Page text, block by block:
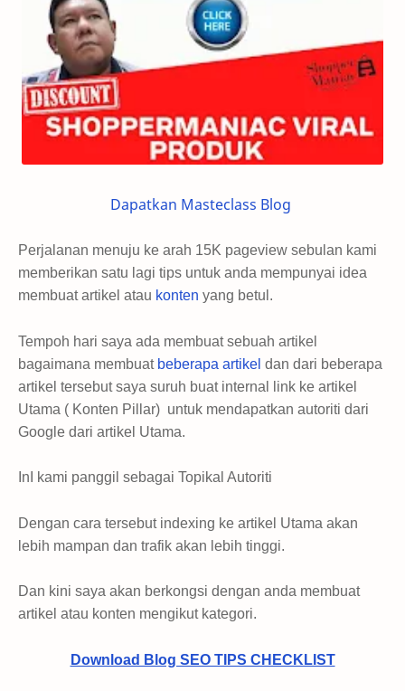
Dapatkan Masteclass Blog
Perjalanan menuju ke arah 15K pageview sebulan kami
memberikan satu lagi tips untuk anda mempunyai idea
membuat artikel atau konten yang betul.
Tempoh hari saya ada membuat sebuah artikel
bagaimana membuatbeberapa artikel dan dari beberapa
artikel tersebut saya suruh buat internal link ke artikel
Utama ( Konten Pillar) untuk mendapatkan autoriti dari
Google dari artikel Utama.
InI kami panggil sebagai Topikal Autoriti
Dengan cara tersebut indexing ke artikel Utama akan
lebih mampan dan trafik akan lebih tinggi.
Dan kini saya akan berkongsi dengan anda membuat
artikel atau konten mengikut kategori.
Download Blog SEO TIPS CHECKLIST